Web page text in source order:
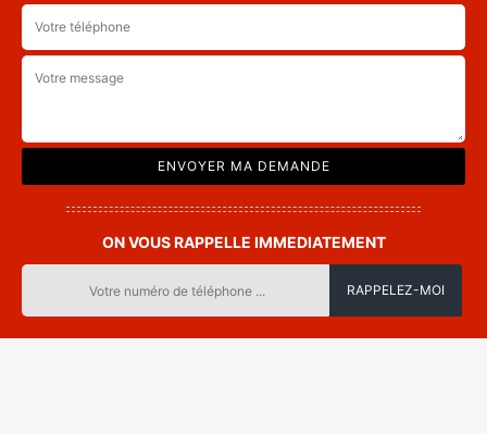
ON VOUS RAPPELLE IMMEDIATEMENT